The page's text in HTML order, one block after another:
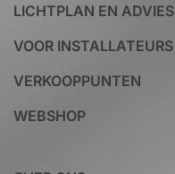
LICHTPLAN EN ADVIES
VOOR INSTALLATEURS
VERKOOPPUNTEN
WEBSHOP